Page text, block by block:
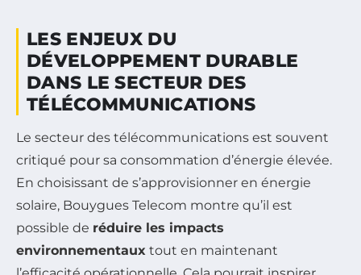
LES ENJEUX DU
DÉVELOPPEMENT DURABLE
DANS LE SECTEUR DES
TÉLÉCOMMUNICATIONS
Le secteur des télécommunications est souvent
critiqué pour sa consommation d’énergie élevée.
En choisissant de s’approvisionner en énergie
solaire, Bouygues Telecom montre qu’il est
possible de réduire les impacts
environnementaux tout en maintenant